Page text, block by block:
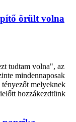
örült volna
tudtam volna", az
mindennaposak
melyeknek
hozzákezdtünk